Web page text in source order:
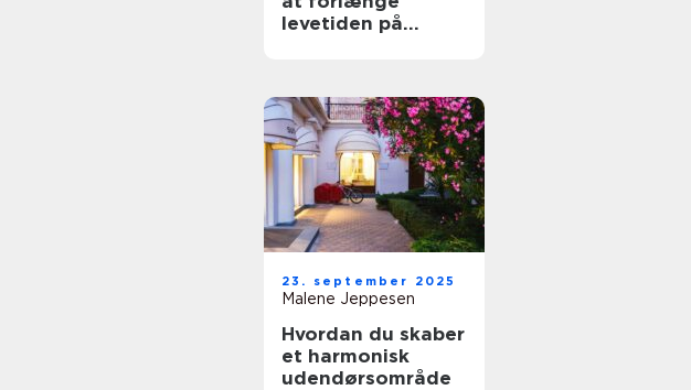
levetiden på
23. september 2025
Malene Jeppesen
Hvordan du skaber
et harmonisk
udendørsområde